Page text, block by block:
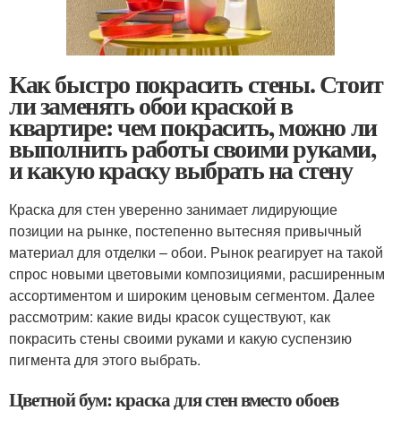
Как быстро покрасить стены. Стоит
ли заменять обои краской в
квартире: чем покрасить, можно ли
выполнить работы своими руками,
и какую краску выбрать на стену
Краска для стен уверенно занимает лидирующие
позиции на рынке, постепенно вытесняя привычный
материал для отделки – обои. Рынок реагирует на такой
спрос новыми цветовыми композициями, расширенным
ассортиментом и широким ценовым сегментом. Далее
рассмотрим: какие виды красок существуют, как
покрасить стены своими руками и какую суспензию
пигмента для этого выбрать.
Цветной бум: краска для стен вместо обоев